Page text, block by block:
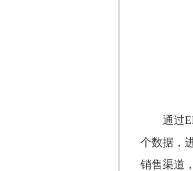
通过
个数据，
销售渠道